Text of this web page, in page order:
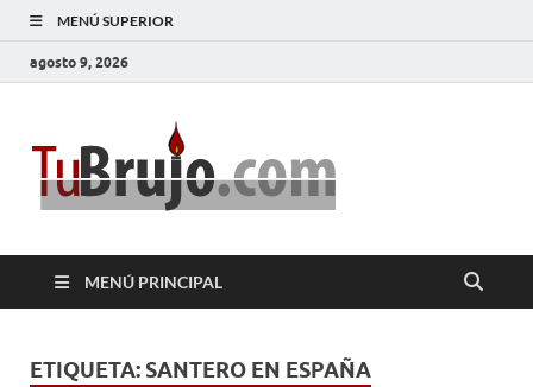
MENÚ SUPERIOR
agosto 9, 2026
MENÚ PRINCIPAL
ETIQUETA: SANTERO EN ESPAÑA